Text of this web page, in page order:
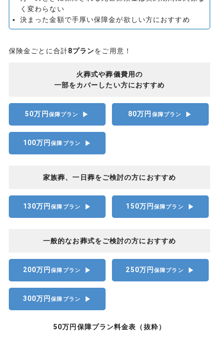
く変わらない
決まった金額で手厚い保障金が欲しい方におすすめ
保険金ごとに合計8プランをご用意！
火葬式や葬儀費用の
一部をカバーしたい方におすすめ
50万円 保障プラン ▶︎ 80万円 保障プラン ▶︎
100万円保障プラン ▶︎
家族葬、一日葬をご検討の方におすすめ
130万円保障プラン ▶︎ 150万円保障プラン ▶︎
一般的なお葬式をご検討の方におすすめ
200万円保障プラン ▶︎ 250万円保障プラン ▶︎
300万円保障プラン ▶︎
50万円保障プラン料金表（抜粋）